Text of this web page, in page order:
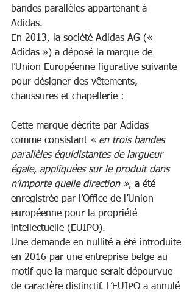
bandes parallèles appartenant à
Adidas.
En 2013, la société Adidas AG («
Adidas ») a déposé la marque de
l’Union Européenne figurative suivante
pour désigner des vêtements,
chaussures et chapellerie :
Cette marque décrite par Adidas
comme consistant « en trois bandes
parallèles équidistantes de largueur
égale, appliquées sur le produit dans
n’importe quelle direction », a été
enregistrée par l’Office de l’Union
européenne pour la propriété
intellectuelle (EUIPO).
Une demande en nullité a été introduite
en 2016 par une entreprise belge au
motif que la marque serait dépourvue
de caractère distinctif. L’EUIPO a annulé